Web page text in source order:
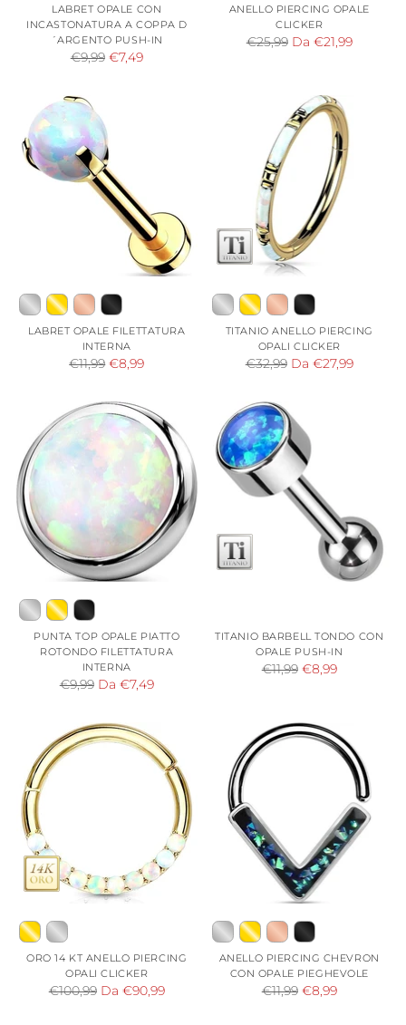
LABRET OPALE CON
INCASTONATURA A COPPA D
´ARGENTO PUSH-IN
Prezzo
€9,99 €7,49
ANELLO PIERCING OPALE
CLICKER
Prezzo
€25,99 Da €21,99
LABRET OPALE FILETTATURA
INTERNA
Prezzo
listino
€11,99 €8,99
TITANIO ANELLO PIERCING
OPALI CLICKER
Prezzo
listino
€32,99 Da €27,99
PUNTA TOP OPALE PIATTO
ROTONDO FILETTATURA
INTERNA
Prezzo
€9,99 Da €7,49
TITANIO BARBELL TONDO CON
OPALE PUSH-IN
Prezzo
€11,99 €8,99
ORO 14 KT ANELLO PIERCING
OPALI CLICKER
Prezzo
€100,99 Da €90,99
ANELLO PIERCING CHEVRON
CON OPALE PIEGHEVOLE
Prezzo
€11,99 €8,99